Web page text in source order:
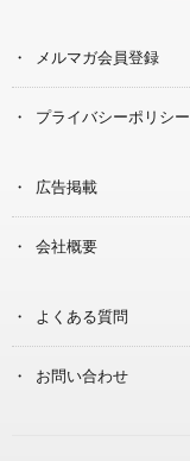
メルマガ会員登録
プライバシーポリシー
広告掲載
会社概要
よくある質問
お問い合わせ